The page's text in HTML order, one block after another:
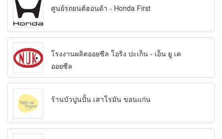
ศูนย์รถยนต์ฮอนด้า - Honda First
โรงงานผลิตออยซีล โอริง ปะเก็น - เอ็น ยู เค
ออยซีล
ร้านบัวปูนปั้น เสาโรมัน ขอนแก่น